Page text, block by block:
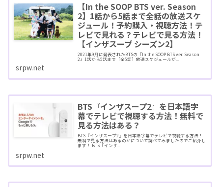
【In the SOOP BTS ver. Season
2】1話から5話まで全話の放送スケ
ジュール！予約購入・視聴方法！テ
レビで見れる？テレビで見る方法！
【インザスープ シーズン2】
2021年9月に発表されたBTSの『In the SOOP BTS ver. Season
2』1話から5話まで［全5話］放送スケジュールが...
srpw.net
BTS『インザスープ2』を日本語字
幕でテレビで視聴する方法！無料で
見る方法はある？
BTS『インザスープ2』を日本語字幕でテレビで視聴する方法！
無料で見る方法はあるのかについて調べてみましたのでご紹介し
ます！ BTS『インザ...
srpw.net